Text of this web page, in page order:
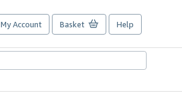
My Account Basket Help